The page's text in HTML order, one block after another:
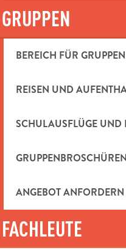
GRUPPEN
BEREICH FÜR GRUPPEN
REISEN UND
SCHULAUSFLÜGE UND
ANGEBOT ANFORDERN
FACHLEUTE